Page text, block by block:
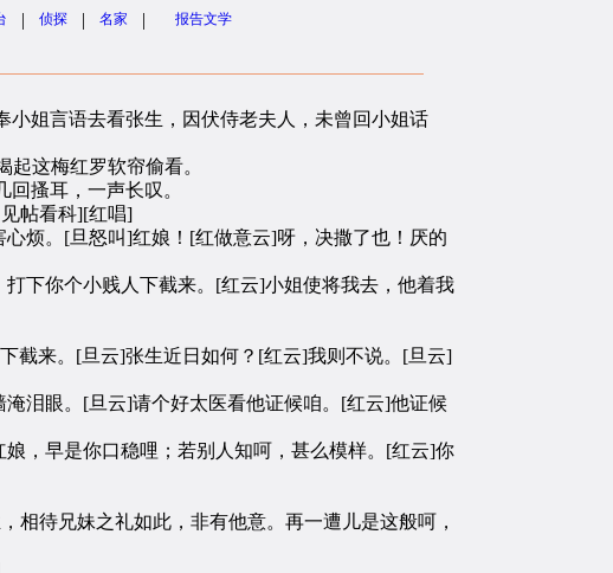
| 侦探 | 名家 | 报告文学
姐言语去看张生，因伏侍老夫人，未曾回小姐话
这梅红罗软帘偷看。
搔耳，一声长叹。
帖看科][红唱]
烦。[旦怒叫]红娘！[红做意云]呀，决撒了也！厌的
下你个小贱人下截来。[红云]小姐使将我去，他着我
来。[旦云]张生近日如何？[红云]我则不说。[旦云]
泪眼。[旦云]请个好太医看他证候咱。[红云]他证候
，早是你口稳哩；若别人知呵，甚么模样。[红云]你
待兄妹之礼如此，非有他意。再一遭儿是这般呵，